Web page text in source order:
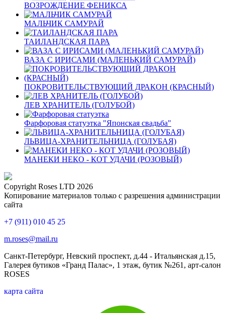
ВОЗРОЖДЕНИЕ ФЕНИКСА
МАЛЬЧИК САМУРАЙ
ТАИЛАНДСКАЯ ПАРА
ВАЗА С ИРИСАМИ (МАЛЕНЬКИЙ САМУРАЙ)
ПОКРОВИТЕЛЬСТВУЮЩИЙ ДРАКОН (КРАСНЫЙ)
ЛЕВ ХРАНИТЕЛЬ (ГОЛУБОЙ)
Фарфоровая статуэтка "Японская свадьба"
ЛЬВИЦА-ХРАНИТЕЛЬНИЦА (ГОЛУБАЯ)
МАНЕКИ НЕКО - КОТ УДАЧИ (РОЗОВЫЙ)
Copyright Roses LTD 2026
Копирование материалов только с разрешения администрации
сайта
+7 (911) 010 45 25
m.roses@mail.ru
Санкт-Петербург, Невский проспект, д.44 - Итальянская д.15,
Галерея бутиков «Гранд Палас», 1 этаж, бутик №261, арт-салон
ROSES
карта сайта